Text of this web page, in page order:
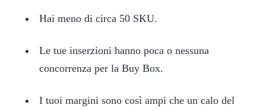
Hai meno di circa 50 SKU.
Le tue inserzioni hanno poca o nessuna
concorrenza per la Buy Box.
I tuoi margini sono così ampi che un calo del